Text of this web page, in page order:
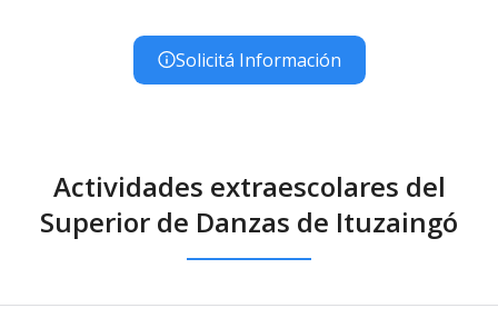
Solicitá Información
Actividades extraescolares del
Superior de Danzas de Ituzaingó